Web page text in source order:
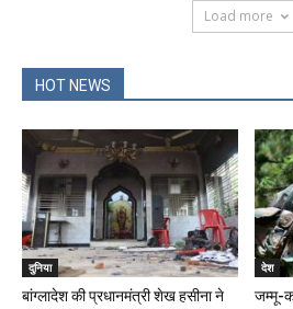
Load more
HOT NEWS
दुनिया
बांग्‍लादेश की प्रधानमंत्री शेख हसीना ने
देश
जम्मू-